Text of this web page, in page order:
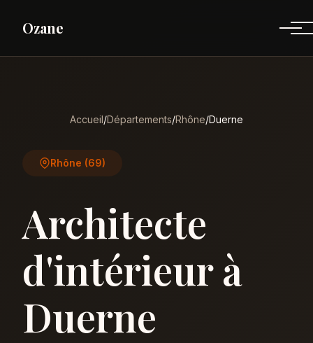
Ozane
Accueil/Départements/Rhône/Duerne
Rhône (69)
Architecte
d'intérieur à
Duerne